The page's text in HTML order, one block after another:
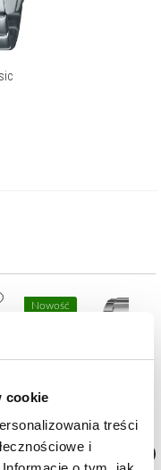
cookie
treści
i
Nowość